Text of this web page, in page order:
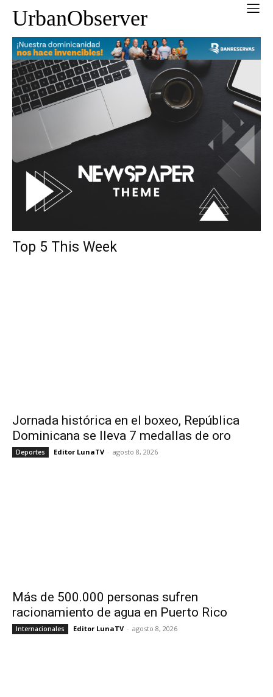
UrbanObserver
Top 5 This Week
Jornada histórica en el boxeo, República
Dominicana se lleva 7 medallas de oro
Deportes Editor LunaTV - agosto 8, 2026
Más de 500.000 personas sufren
racionamiento de agua en Puerto Rico
Internacionales Editor LunaTV - agosto 8, 2026